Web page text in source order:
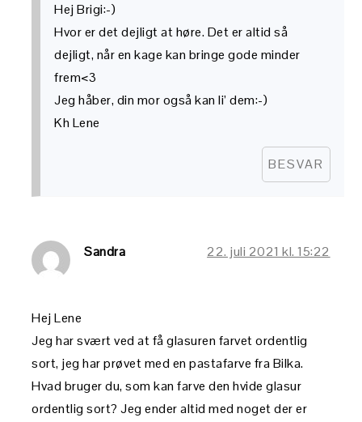
Hej Brigi:-)
Hvor er det dejligt at høre. Det er altid så
dejligt, når en kage kan bringe gode minder
frem<3
Jeg håber, din mor også kan li’ dem:-)
Kh Lene
BESVAR
Sandra 22. juli 2021 kl. 15:22
Hej Lene
Jeg har svært ved at få glasuren farvet ordentlig
sort, jeg har prøvet med en pastafarve fra Bilka.
Hvad bruger du, som kan farve den hvide glasur
ordentlig sort? Jeg ender altid med noget der er